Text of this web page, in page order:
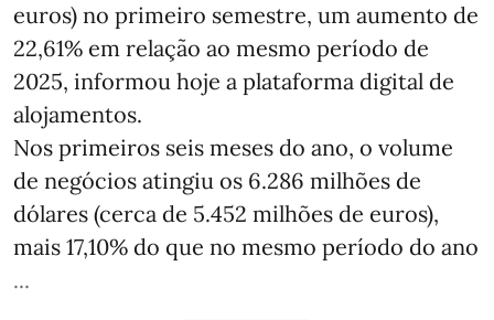
euros) no primeiro semestre, um aumento de
22,61% em relação ao mesmo período de
2025, informou hoje a plataforma digital de
alojamentos.
Nos primeiros seis meses do ano, o volume
de negócios atingiu os 6.286 milhões de
dólares (cerca de 5.452 milhões de euros),
mais 17,10% do que no mesmo período do ano
...